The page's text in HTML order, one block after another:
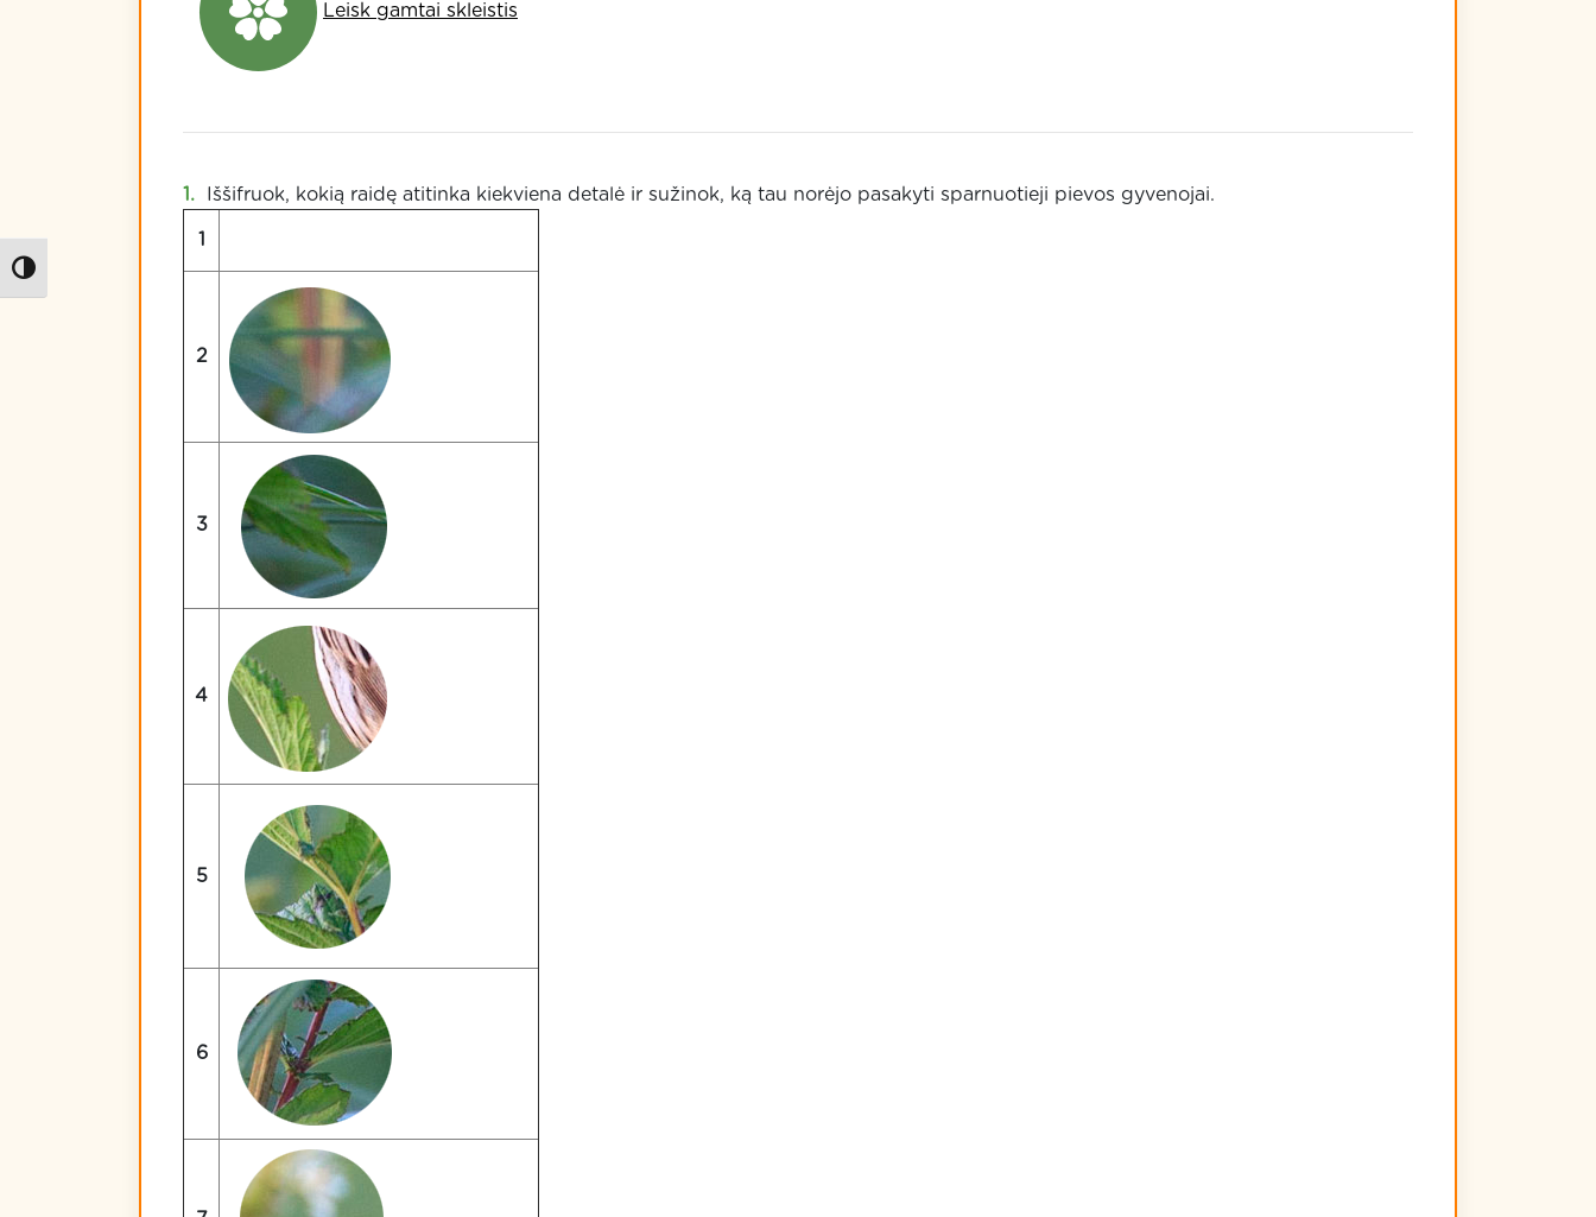
Kontrastas
Leisk gamtai skleistis
Iššifruok, kokią raidę atitinka kiekviena detalė ir sužinok, ką tau norėjo pasakyti sparnuotieji pievos gyvenojai.
1
2
3
4
5
6